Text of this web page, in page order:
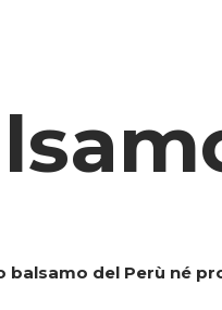
del Perù né